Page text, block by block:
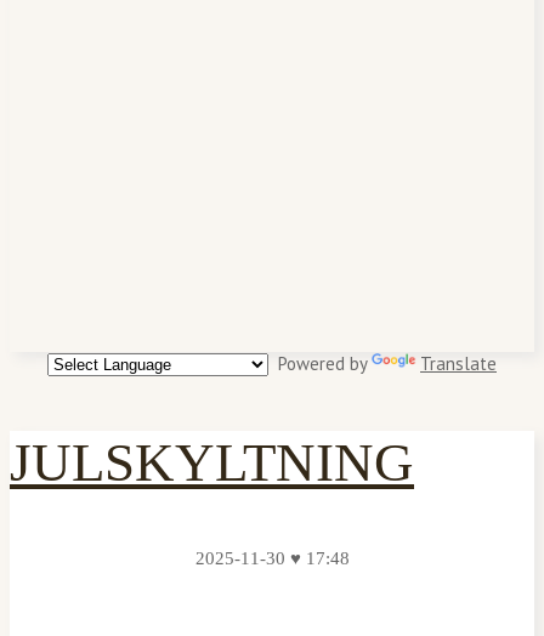
Powered by Translate
JULSKYLTNING
2025-11-30 ♥ 17:48